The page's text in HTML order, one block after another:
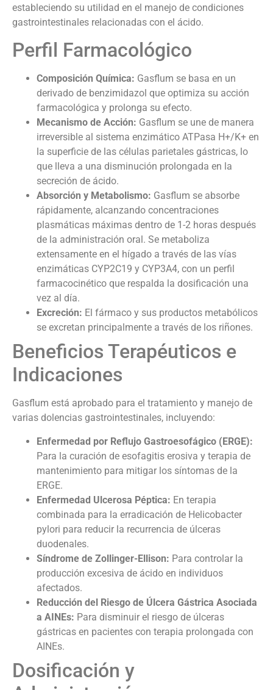
estableciendo su utilidad en el manejo de condiciones
gastrointestinales relacionadas con el ácido.
Perfil Farmacológico
Composición Química: Gasflum se basa en un
derivado de benzimidazol que optimiza su acción
farmacológica y prolonga su efecto.
Mecanismo de Acción: Gasflum se une de manera
irreversible al sistema enzimático ATPasa H+/K+ en
la superficie de las células parietales gástricas, lo
que lleva a una disminución prolongada en la
secreción de ácido.
Absorción y Metabolismo: Gasflum se absorbe
rápidamente, alcanzando concentraciones
plasmáticas máximas dentro de 1-2 horas después
de la administración oral. Se metaboliza
extensamente en el hígado a través de las vías
enzimáticas CYP2C19 y CYP3A4, con un perfil
farmacocinético que respalda la dosificación una
vez al día.
Excreción: El fármaco y sus productos metabólicos
se excretan principalmente a través de los riñones.
Beneficios Terapéuticos e
Indicaciones
Gasflum está aprobado para el tratamiento y manejo de
varias dolencias gastrointestinales, incluyendo:
Enfermedad por Reflujo Gastroesofágico (ERGE):
Para la curación de esofagitis erosiva y terapia de
mantenimiento para mitigar los síntomas de la
ERGE.
Enfermedad Ulcerosa Péptica: En terapia
combinada para la erradicación de Helicobacter
pylori para reducir la recurrencia de úlceras
duodenales.
Síndrome de Zollinger-Ellison: Para controlar la
producción excesiva de ácido en individuos
afectados.
Reducción del Riesgo de Úlcera Gástrica Asociada
a AINEs: Para disminuir el riesgo de úlceras
gástricas en pacientes con terapia prolongada con
AINEs.
Dosificación y